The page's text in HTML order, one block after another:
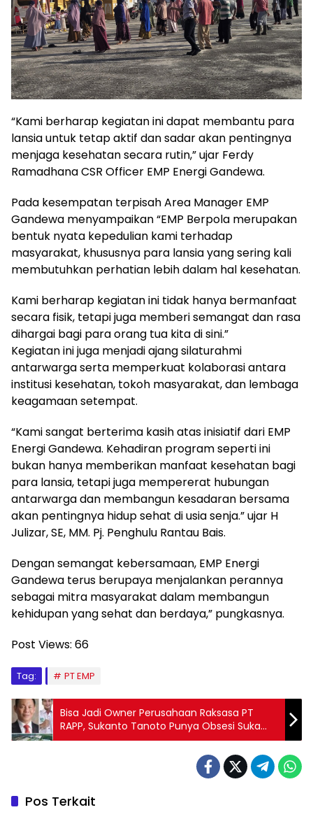
“Kami berharap kegiatan ini dapat membantu para
lansia untuk tetap aktif dan sadar akan pentingnya
menjaga kesehatan secara rutin,” ujar Ferdy
Ramadhana CSR Officer EMP Energi Gandewa.
Pada kesempatan terpisah Area Manager EMP
Gandewa menyampaikan “EMP Berpola merupakan
bentuk nyata kepedulian kami terhadap
masyarakat, khususnya para lansia yang sering kali
membutuhkan perhatian lebih dalam hal kesehatan.
Kami berharap kegiatan ini tidak hanya bermanfaat
secara fisik, tetapi juga memberi semangat dan rasa
dihargai bagi para orang tua kita di sini.”
Kegiatan ini juga menjadi ajang silaturahmi
antarwarga serta memperkuat kolaborasi antara
institusi kesehatan, tokoh masyarakat, dan lembaga
keagamaan setempat.
“Kami sangat berterima kasih atas inisiatif dari EMP
Energi Gandewa. Kehadiran program seperti ini
bukan hanya memberikan manfaat kesehatan bagi
para lansia, tetapi juga mempererat hubungan
antarwarga dan membangun kesadaran bersama
akan pentingnya hidup sehat di usia senja.” ujar H
Julizar, SE, MM. Pj. Penghulu Rantau Bais.
Dengan semangat kebersamaan, EMP Energi
Gandewa terus berupaya menjalankan perannya
sebagai mitra masyarakat dalam membangun
kehidupan yang sehat dan berdaya,” pungkasnya.
Post Views: 66
Tag: PT EMP
Bisa Jadi Owner Perusahaan Raksasa PT
RAPP, Sukanto Tanoto Punya Obsesi Suka
Menyimpang yang Beraroma Ilegal
Pos Terkait